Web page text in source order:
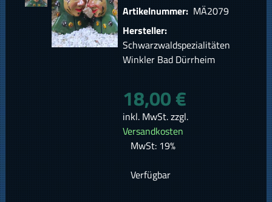
Artikelnummer: MÄ2079
Hersteller:
Schwarzwaldspezialitäten
Winkler Bad Dürrheim
18,00 €
inkl. MwSt. zzgl.
Versandkosten
MwSt: 19%
Verfügbar